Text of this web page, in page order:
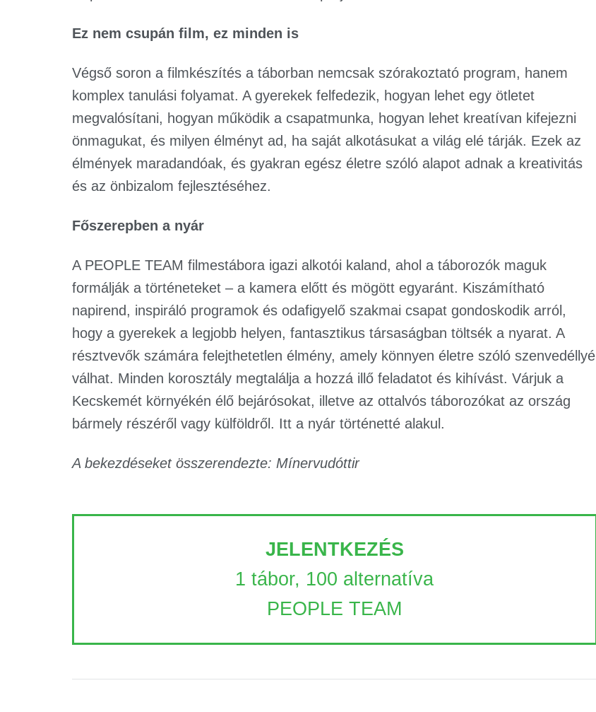
Ez nem csupán film, ez minden is
Végső soron a filmkészítés a táborban nemcsak szórakoztató program, hanem
komplex tanulási folyamat. A gyerekek felfedezik, hogyan lehet egy ötletet
megvalósítani, hogyan működik a csapatmunka, hogyan lehet kreatívan kifejezni
önmagukat, és milyen élményt ad, ha saját alkotásukat a világ elé tárják. Ezek az
élmények maradandóak, és gyakran egész életre szóló alapot adnak a kreativitás
és az önbizalom fejlesztéséhez.
Főszerepben a nyár
A PEOPLE TEAM filmestábora igazi alkotói kaland, ahol a táborozók maguk
formálják a történeteket – a kamera előtt és mögött egyaránt. Kiszámítható
napirend, inspiráló programok és odafigyelő szakmai csapat gondoskodik arról,
hogy a gyerekek a legjobb helyen, fantasztikus társaságban töltsék a nyarat. A
résztvevők számára felejthetetlen élmény, amely könnyen életre szóló szenvedéllyé
válhat. Minden korosztály megtalálja a hozzá illő feladatot és kihívást. Várjuk a
Kecskemét környékén élő bejárósokat, illetve az ottalvós táborozókat az ország
bármely részéről vagy külföldről. Itt a nyár történetté alakul.
A bekezdéseket összerendezte: Mínervudóttir
JELENTKEZÉS
1 tábor, 100 alternatíva
PEOPLE TEAM